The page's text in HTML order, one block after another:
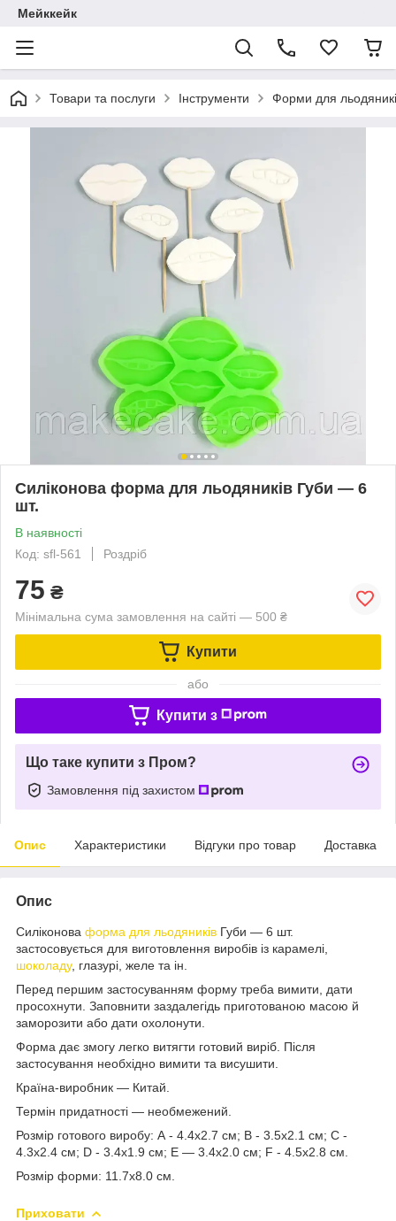
Мейккейк
Товари та послуги Інструменти Форми для
Силіконова форма для льодяників Губи — 6
шт.
В наявності
Код: sfl-561
Роздріб
75 ₴
Мінімальна сума замовлення на сайті — 500 ₴
Купити
або
Купити з
Що таке купити з Пром?
Замовлення під захистом
Опис Характеристики Відгуки про товар Доставка
Опис
Силіконова форма для льодяників Губи — 6 шт.
застосовується для виготовлення виробів із карамелі,
шоколаду, глазурі, желе та ін.
Перед першим застосуванням форму треба вимити, дати
просохнути. Заповнити заздалегідь приготованою масою й
заморозити або дати охолонути.
Форма дає змогу легко витягти готовий виріб. Після
застосування необхідно вимити та висушити.
Країна-виробник — Китай.
Термін придатності — необмежений.
Розмір готового виробу: А - 4.4х2.7 см; В - 3.5х2.1 см; С -
4.3х2.4 см; D - 3.4х1.9 см; Е — 3.4х2.0 см; F - 4.5х2.8 см.
Розмір форми: 11.7х8.0 см.
Приховати